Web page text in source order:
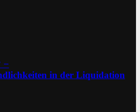
−
in der Liquidation